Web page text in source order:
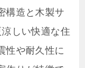
構造と木製サ
しい快適な住
性や耐久性に